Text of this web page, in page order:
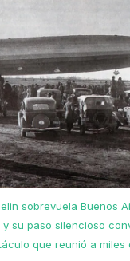
sobrevuela Buenos
su paso silencioso
que reunió a miles